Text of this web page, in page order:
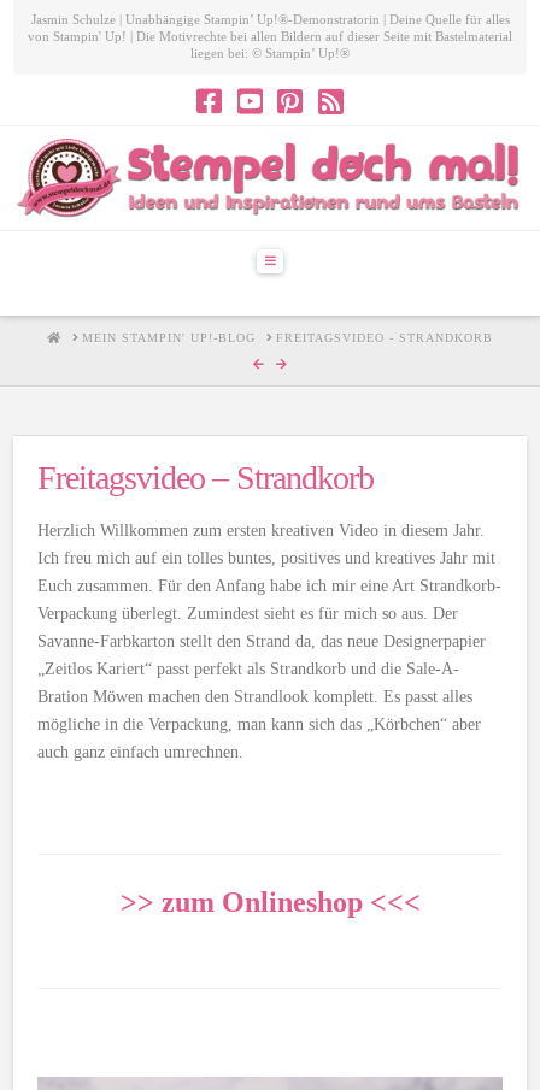
Jasmin Schulze | Unabhängige Stampin’ Up!®-Demonstratorin | Deine Quelle für alles
von Stampin' Up! | Die Motivrechte bei allen Bildern auf dieser Seite mit Bastelmaterial
liegen bei: © Stampin’ Up!®
Navigation
HOMEMEIN STAMPIN' UP!-BLOG FREITAGSVIDEO - STRANDKORB
Freitagsvideo – Strandkorb
Herzlich Willkommen zum ersten kreativen Video in diesem Jahr.
Ich freu mich auf ein tolles buntes, positives und kreatives Jahr mit
Euch zusammen. Für den Anfang habe ich mir eine Art Strandkorb-
Verpackung überlegt. Zumindest sieht es für mich so aus. Der
Savanne-Farbkarton stellt den Strand da, das neue Designerpapier
„Zeitlos Kariert“ passt perfekt als Strandkorb und die Sale-A-
Bration Möwen machen den Strandlook komplett. Es passt alles
mögliche in die Verpackung, man kann sich das „Körbchen“ aber
auch ganz einfach umrechnen.
>> zum Onlineshop <<<